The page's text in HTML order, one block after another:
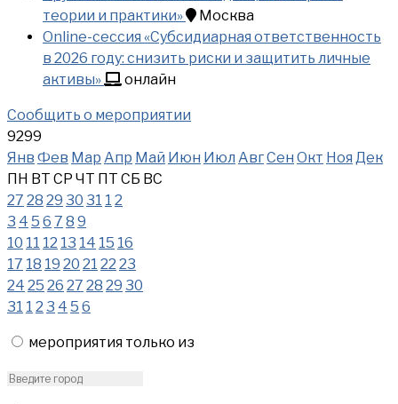
теории и практики»
Москва
Online-сессия «Субсидиарная ответственность
в 2026 году: снизить риски и защитить личные
активы»
онлайн
Сообщить о мероприятии
9299
Янв Фев Мар Апр Май Июн Июл АвгСен Окт Ноя Дек
ПН ВТ СР ЧТ ПТ СБ ВС
27 28 29 30 31 1 2
3 4 5 6 7 8 9
10 11 12 13 14 15 16
17 18 19 20 21 22 23
24 25 26 27 28 29 30
31 1 2 3 4 5 6
мероприятия только из